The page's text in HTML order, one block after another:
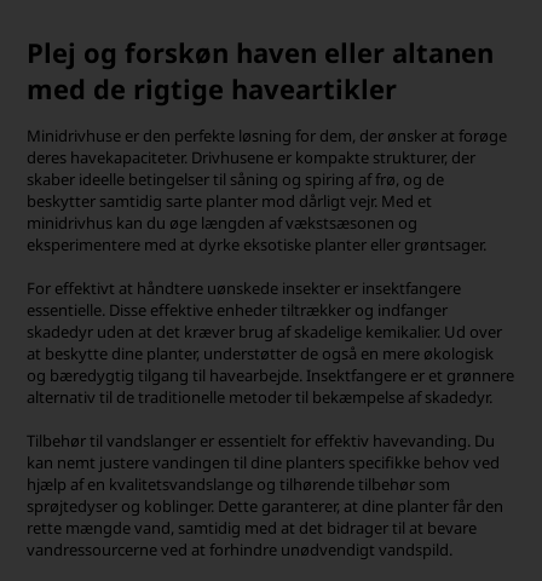
Plej og forskøn haven eller altanen
med de rigtige haveartikler
Minidrivhuse er den perfekte løsning for dem, der ønsker at forøge
deres havekapaciteter. Drivhusene er kompakte strukturer, der
skaber ideelle betingelser til såning og spiring af frø, og de
beskytter samtidig sarte planter mod dårligt vejr. Med et
minidrivhus kan du øge længden af vækstsæsonen og
eksperimentere med at dyrke eksotiske planter eller grøntsager.
For effektivt at håndtere uønskede insekter er insektfangere
essentielle. Disse effektive enheder tiltrækker og indfanger
skadedyr uden at det kræver brug af skadelige kemikalier. Ud over
at beskytte dine planter, understøtter de også en mere økologisk
og bæredygtig tilgang til havearbejde. Insektfangere er et grønnere
alternativ til de traditionelle metoder til bekæmpelse af skadedyr.
Tilbehør til vandslanger er essentielt for effektiv havevanding. Du
kan nemt justere vandingen til dine planters specifikke behov ved
hjælp af en kvalitetsvandslange og tilhørende tilbehør som
sprøjtedyser og koblinger. Dette garanterer, at dine planter får den
rette mængde vand, samtidig med at det bidrager til at bevare
vandressourcerne ved at forhindre unødvendigt vandspild.